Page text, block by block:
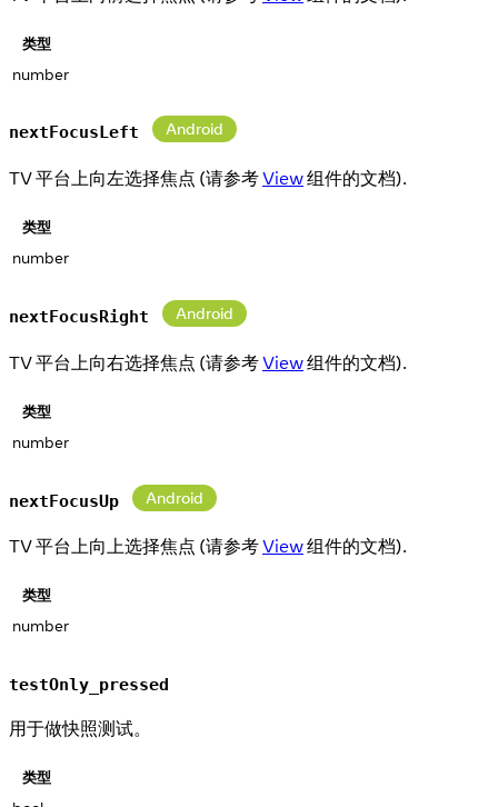
类型
number
nextFocusLeft Android
TV 平台上向左选择焦点 (请参考View组件的文档).
类型
number
nextFocusRight Android
TV 平台上向右选择焦点 (请参考View组件的文档).
类型
number
nextFocusUp Android
TV 平台上向上选择焦点 (请参考View组件的文档).
类型
number
testOnly_pressed
用于做快照测试。
类型